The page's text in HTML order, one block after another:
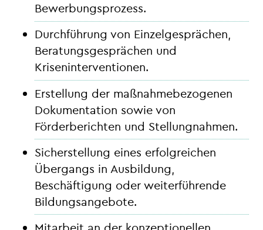
Bewerbungsprozess.
Durchführung von Einzelgesprächen,
Beratungsgesprächen und
Kriseninterventionen.
Erstellung der maßnahmebezogenen
Dokumentation sowie von
Förderberichten und Stellungnahmen.
Sicherstellung eines erfolgreichen
Übergangs in Ausbildung,
Beschäftigung oder weiterführende
Bildungsangebote.